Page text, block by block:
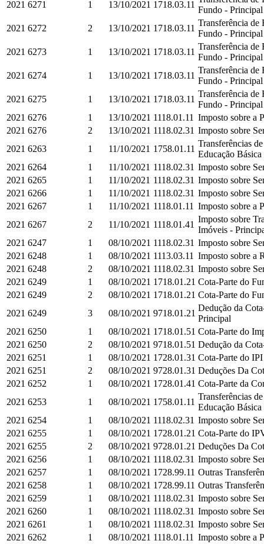
2021 6271 1 13/10/2021 1718.03.11
Fundo - Principal
2021 6272 2 13/10/2021 1718.03.11
Transferência de
Fundo - Principal
2021 6273 1 13/10/2021 1718.03.11
Transferência de
Fundo - Principal
2021 6274 1 13/10/2021 1718.03.11
Transferência de
Fundo - Principal
2021 6275 1 13/10/2021 1718.03.11
Transferência de
Fundo - Principal
2021 6276 1 13/10/2021 1118.01.11 Imposto sobre a
2021 6276 2 13/10/2021 1118.02.31 Imposto sobre
2021 6263 1 11/10/2021 1758.01.11
Transferências
Educação
2021 6264 1 11/10/2021 1118.02.31 Imposto sobre
2021 6265 1 11/10/2021 1118.02.31 Imposto sobre
2021 6266 1 11/10/2021 1118.02.31 Imposto sobre
2021 6267 1 11/10/2021 1118.01.11 Imposto sobre a
2021 6267 2 11/10/2021 1118.01.41
Imposto sobre
Imóveis -
2021 6247 1 08/10/2021 1118.02.31 Imposto sobre
2021 6248 1 08/10/2021 1113.03.11 Imposto sobre a
2021 6248 2 08/10/2021 1118.02.31 Imposto sobre
2021 6249 1 08/10/2021 1718.01.21 Cota-Parte do
2021 6249 2 08/10/2021 1718.01.21 Cota-Parte do
2021 6249 3 08/10/2021 9718.01.21
Dedução da
Principal
2021 6250 1 08/10/2021 1718.01.51 Cota-Parte do
2021 6250 2 08/10/2021 9718.01.51 Dedução da
2021 6251 1 08/10/2021 1728.01.31 Cota-Parte do
2021 6251 2 08/10/2021 9728.01.31 Deduções Da
2021 6252 1 08/10/2021 1728.01.41 Cota-Parte da
2021 6253 1 08/10/2021 1758.01.11
Transferências
Educação
2021 6254 1 08/10/2021 1118.02.31 Imposto sobre
2021 6255 1 08/10/2021 1728.01.21 Cota-Parte do
2021 6255 2 08/10/2021 9728.01.21 Deduções Da
2021 6256 1 08/10/2021 1118.02.31 Imposto sobre
2021 6257 1 08/10/2021 1728.99.11 Outras
2021 6258 1 08/10/2021 1728.99.11 Outras
2021 6259 1 08/10/2021 1118.02.31 Imposto sobre
2021 6260 1 08/10/2021 1118.02.31 Imposto sobre
2021 6261 1 08/10/2021 1118.02.31 Imposto sobre
2021 6262 1 08/10/2021 1118.01.11 Imposto sobre a